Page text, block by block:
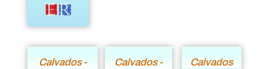
Calvados -
Calvados -
Calvados